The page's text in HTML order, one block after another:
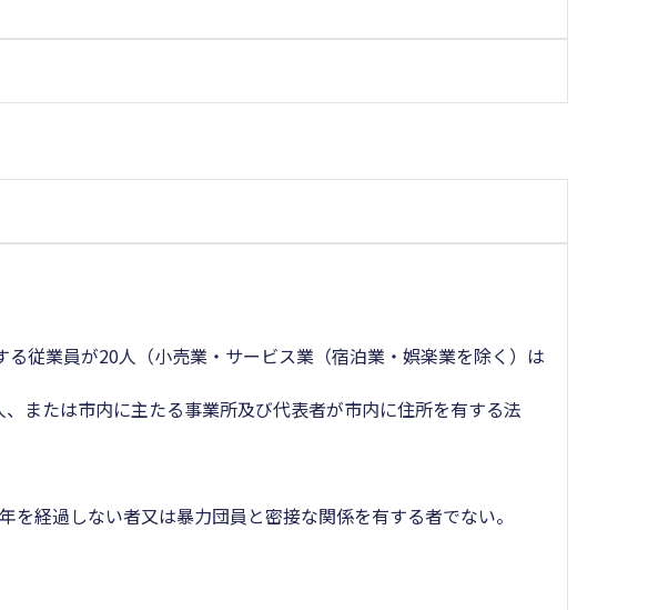
従業員が20人（小売業・サービス業（宿泊業・娯楽業を除く）は
または市内に主たる事業所及び代表者が市内に住所を有する法
経過しない者又は暴力団員と密接な関係を有する者でない。